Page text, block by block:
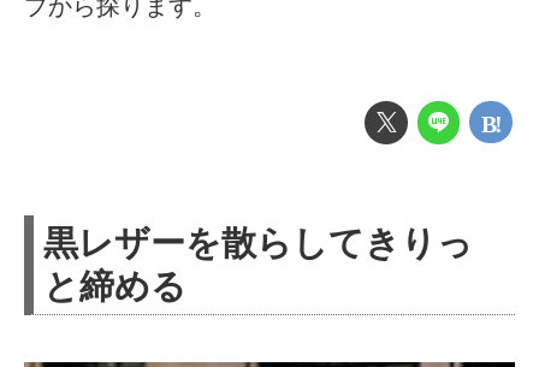
プから探ります。
黒レザーを散らしてきりっ
と締める